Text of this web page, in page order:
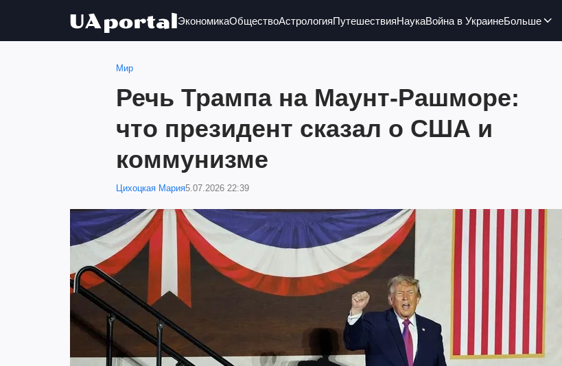
ЭкономикаОбществоАстрологияПутешествияНаукаВойна в УкраинеБольше
Мир
Речь Трампа на Маунт-Рашморе:
что президент сказал о США и
коммунизме
Цихоцкая Мария5.07.2026 22:39